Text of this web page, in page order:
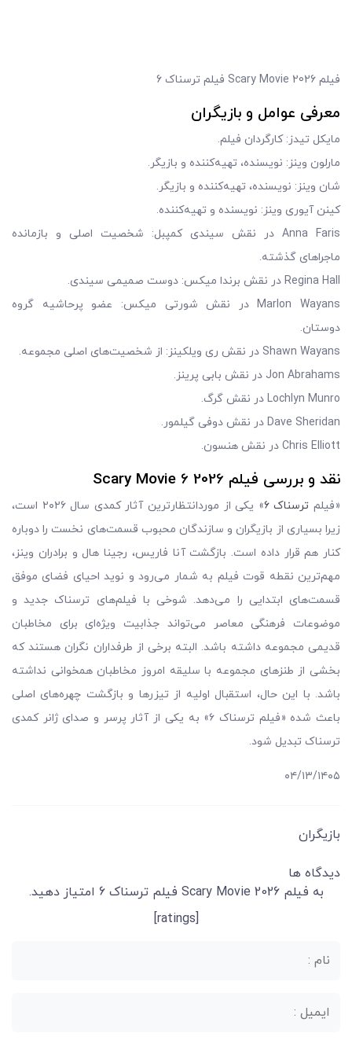
فیلم Scary Movie 2026 فیلم ترسناک 6
معرفی عوامل و بازیگران
مایکل تیدز: کارگردان فیلم.
مارلون وینز: نویسنده، تهیه‌کننده و بازیگر.
شان وینز: نویسنده، تهیه‌کننده و بازیگر.
کینن آیوری وینز: نویسنده و تهیه‌کننده.
Anna Faris در نقش سیندی کمپبل: شخصیت اصلی و بازمانده
ماجراهای گذشته.
Regina Hall در نقش برندا میکس: دوست صمیمی سیندی.
Marlon Wayans در نقش شورتی میکس: عضو پرحاشیه گروه
دوستان.
Shawn Wayans در نقش ری ویلکینز: از شخصیت‌های اصلی مجموعه.
Jon Abrahams در نقش بابی پرینز.
Lochlyn Munro در نقش گرگ.
Dave Sheridan در نقش دوفی گیلمور.
Chris Elliott در نقش هنسون.
نقد و بررسی فیلم Scary Movie 6 2026
«فیلم ترسناک ۶
» یکی از موردانتظارترین آثار کمدی سال ۲۰۲۶ است،
زیرا بسیاری از بازیگران و سازندگان محبوب قسمت‌های نخست را دوباره
کنار هم قرار داده است. بازگشت آنا فاریس، رجینا هال و برادران وینز،
مهم‌ترین نقطه قوت فیلم به شمار می‌رود و نوید احیای فضای موفق
قسمت‌های ابتدایی را می‌دهد. شوخی با فیلم‌های ترسناک جدید و
موضوعات فرهنگی معاصر می‌تواند جذابیت ویژه‌ای برای مخاطبان
قدیمی مجموعه داشته باشد. البته برخی از طرفداران نگران هستند که
بخشی از طنزهای مجموعه با سلیقه امروز مخاطبان همخوانی نداشته
باشد. با این حال، استقبال اولیه از تیزرها و بازگشت چهره‌های اصلی
باعث شده «فیلم ترسناک ۶» به یکی از آثار پرسر و صدای ژانر کمدی
ترسناک تبدیل شود.
۰۴/۱۳/۱۴۰۵
بازیگران
دیدگاه ها
به فیلم Scary Movie 2026 فیلم ترسناک 6 امتیاز دهید.
[ratings]